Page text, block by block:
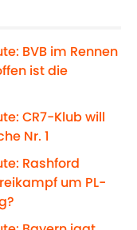
BVB im Rennen
ist die
CR7-Klub will
Nr. 1
Rashford
um PL-